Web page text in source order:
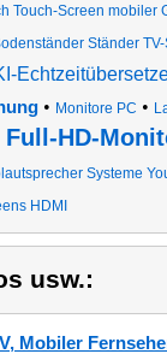
Touch-Screen mobiler
Ständer
• Monitore PC •
HD-
Systeme
HDMI
usw.:
Mobiler